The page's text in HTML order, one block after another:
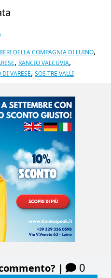
DELLA COMPAGNIA DI LUINO,
, RANCIO VALCUVIA,
VARESE, SOS TRE VALLI
| 0